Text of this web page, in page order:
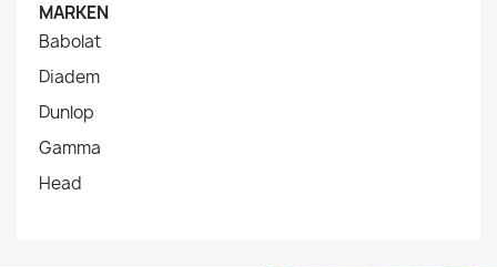
MARKEN
Babolat
Diadem
Dunlop
Gamma
Head